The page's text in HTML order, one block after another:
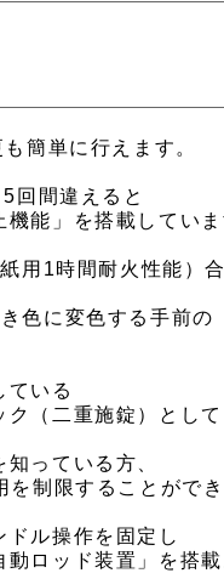
簡単に行えます。
回間違えると
能」を搭載していま
用1時間耐火性能）合
色に変色する手前の
いる
（二重施錠）として
っている方、
制限することができ
ル操作を固定し
ロッド装置」を搭載